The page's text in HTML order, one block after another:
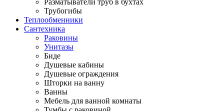
Разматыватели труб в бухтах
Трубогибы
Теплообменники
Сантехника
Раковины
Унитазы
Биде
Душевые кабины
Душевые ограждения
Шторки на ванну
Ванны
Мебель для ванной комнаты